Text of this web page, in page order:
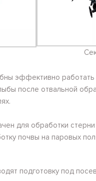
эффективно
после отвальной
для обработки
почвы на паровых
подготовку под